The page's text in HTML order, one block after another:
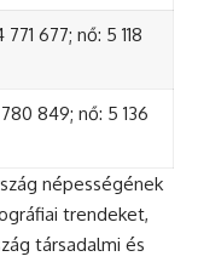
677; nő: 5 118
849; nő: 5 136
népességének
trendeket,
társadalmi és